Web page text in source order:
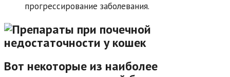
прогрессирование заболевания.
Вот некоторые из наиболее